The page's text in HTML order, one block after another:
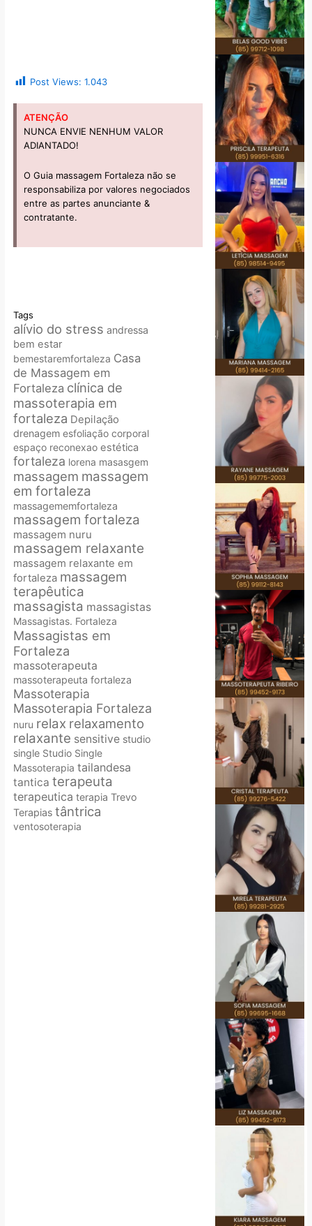
Post Views: 1.043
ATENÇÃO
NUNCA ENVIE NENHUM VALOR
ADIANTADO!
O Guia massagem Fortaleza não se
responsabiliza por valores negociados
entre as partes anunciante &
contratante.
Tags
alívio do stress andressa
bem estar
bemestaremfortaleza Casa
de Massagem em
Fortaleza clínica de
massoterapia em
fortaleza Depilação
drenagem esfoliação corporal
espaço reconexao estética
fortaleza lorena masasgem
massagem massagem
em fortaleza
massagememfortaleza
massagem fortaleza
massagem nuru
massagem relaxante
massagem relaxante em
fortaleza massagem
terapêutica
massagista massagistas
Massagistas. Fortaleza
Massagistas em
Fortaleza
massoterapeuta
massoterapeuta fortaleza
Massoterapia
Massoterapia Fortaleza
nuru relax relaxamento
relaxante sensitive studio
single Studio Single
Massoterapia tailandesa
tantica terapeuta
terapeutica terapia Trevo
Terapias tântrica
ventosoterapia